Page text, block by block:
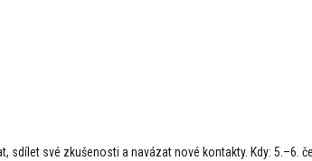
své zkušenosti a navázat nové kontakty. Kdy: 5.–6.